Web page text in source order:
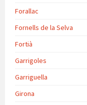
Forallac
Fornells de la Selva
Fortià
Garrigoles
Garriguella
Girona